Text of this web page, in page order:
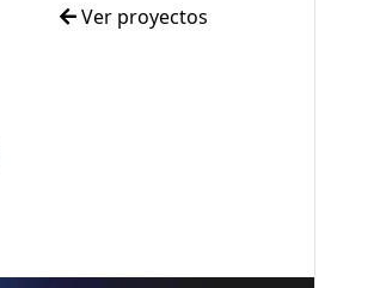
Ver proyectos